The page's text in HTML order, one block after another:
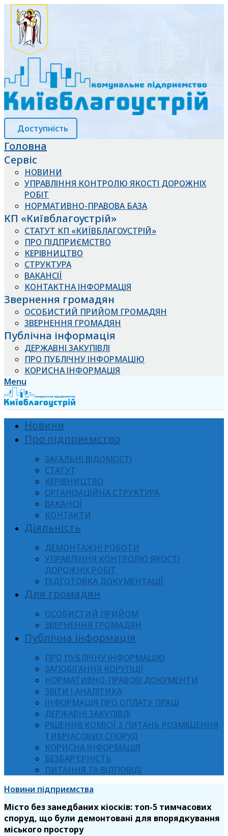
Доступність
Головна
Сервіс
НОВИНИ
УПРАВЛІННЯ КОНТРОЛЮ ЯКОСТІ ДОРОЖНІХ
РОБІТ
НОРМАТИВНО-ПРАВОВА БАЗА
КП «Київблагоустрій»
СТАТУТ КП «КИЇВБЛАГОУСТРІЙ»
ПРО ПІДПРИЄМСТВО
КЕРІВНИЦТВО
СТРУКТУРА
ВАКАНСІЇ
КОНТАКТНА ІНФОРМАЦІЯ
Звернення громадян
ОСОБИСТИЙ ПРИЙОМ ГРОМАДЯН
ЗВЕРНЕННЯ ГРОМАДЯН
Публічна інформація
ДЕРЖАВНІ ЗАКУПІВЛІ
ПРО ПУБЛІЧНУ ІНФОРМАЦІЮ
КОРИСНА ІНФОРМАЦІЯ
Menu
Новини
Про підприємство
ЗАГАЛЬНІ ВІДОМОСТІ
СТАТУТ
КЕРІВНИЦТВО
ОРГАНІЗАЦІЙНА СТРУКТУРА
ВАКАНСІЇ
КОНТАКТИ
Діяльність
ДЕМОНТАЖНІ РОБОТИ
УПРАВЛІННЯ КОНТРОЛЮ ЯКОСТІ
ДОРОЖНІХ РОБІТ
ПІДГОТОВКА ДОКУМЕНТАЦІЇ
Для громадян
ОСОБИСТИЙ ПРИЙОМ
ЗВЕРНЕННЯ ГРОМАДЯН
Публічна інформація
ПРО ПУБЛІЧНУ ІНФОРМАЦІЮ
ЗАПОБІГАННЯ КОРУПЦІЇ
НОРМАТИВНО-ПРАВОВІ ДОКУМЕНТИ
ЗВІТИ І АНАЛІТИКА
ІНФОРМАЦІЯ ПРО ОПЛАТУ ПРАЦІ
ДЕРЖАВНІ ЗАКУПІВЛІ
РІШЕННЯ КОМІСІЇ З ПИТАНЬ РОЗМІЩЕННЯ
ТИМЧАСОВИХ СПОРУД
КОРИСНА ІНФОРМАЦІЯ
БЕЗБАР’ЄРНІСТЬ
ПИТАННЯ ТА ВІДПОВІДІ
Новини підприємства
Місто без занедбаних кіосків: топ-5 тимчасових
споруд, що були демонтовані для впорядкування
міського простору